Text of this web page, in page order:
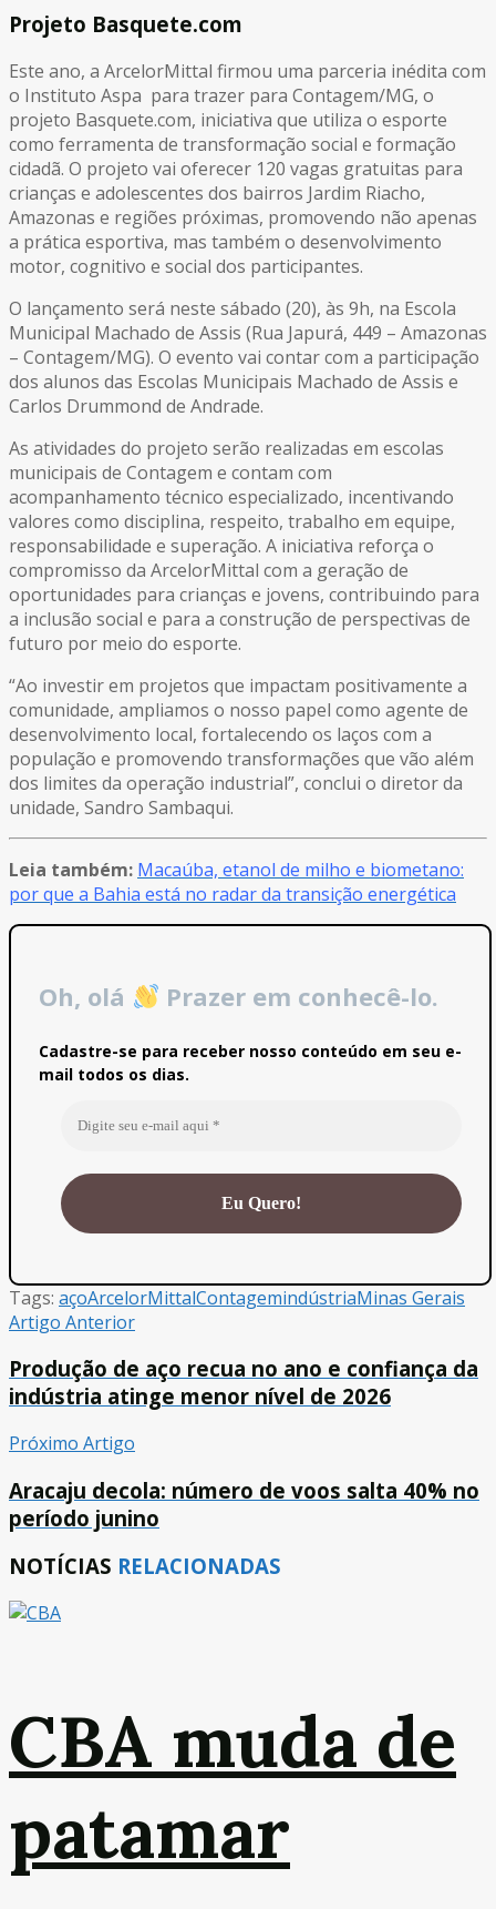
Projeto Basquete.com
Este ano, a ArcelorMittal firmou uma parceria inédita com
o Instituto Aspa para trazer para Contagem/MG, o
projeto Basquete.com, iniciativa que utiliza o esporte
como ferramenta de transformação social e formação
cidadã. O projeto vai oferecer 120 vagas gratuitas para
crianças e adolescentes dos bairros Jardim Riacho,
Amazonas e regiões próximas, promovendo não apenas
a prática esportiva, mas também o desenvolvimento
motor, cognitivo e social dos participantes.
O lançamento será neste sábado (20), às 9h, na Escola
Municipal Machado de Assis (Rua Japurá, 449 – Amazonas
– Contagem/MG). O evento vai contar com a participação
dos alunos das Escolas Municipais Machado de Assis e
Carlos Drummond de Andrade.
As atividades do projeto serão realizadas em escolas
municipais de Contagem e contam com
acompanhamento técnico especializado, incentivando
valores como disciplina, respeito, trabalho em equipe,
responsabilidade e superação. A iniciativa reforça o
compromisso da ArcelorMittal com a geração de
oportunidades para crianças e jovens, contribuindo para
a inclusão social e para a construção de perspectivas de
futuro por meio do esporte.
“Ao investir em projetos que impactam positivamente a
comunidade, ampliamos o nosso papel como agente de
desenvolvimento local, fortalecendo os laços com a
população e promovendo transformações que vão além
dos limites da operação industrial”, conclui o diretor da
unidade, Sandro Sambaqui.
Leia também: Macaúba, etanol de milho e biometano:
por que a Bahia está no radar da transição energética
Oh, olá Prazer em conhecê-lo.
Cadastre-se para receber nosso conteúdo em seu e-
mail todos os dias.
Tags: açoArcelorMittalContagemindústriaMinas Gerais
Artigo Anterior
Produção de aço recua no ano e confiança da
indústria atinge menor nível de 2026
Próximo Artigo
Aracaju decola: número de voos salta 40% no
período junino
NOTÍCIAS RELACIONADAS
CBA muda de
patamar